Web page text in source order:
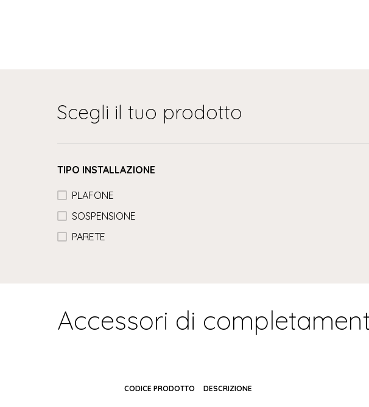
Scegli il tuo prodotto
TIPO INSTALLAZIONE
PLAFONE
SOSPENSIONE
PARETE
Accessori di
CODICE PRODOTTO DESCRIZIONE